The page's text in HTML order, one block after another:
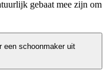
gebaat mee zijn om
een schoonmaker uit